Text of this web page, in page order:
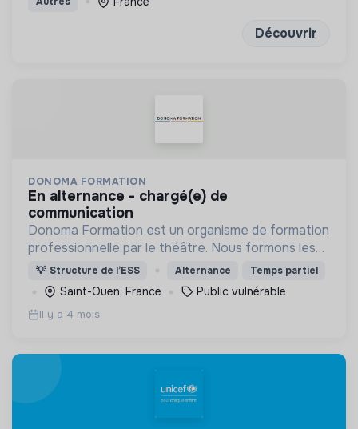
Découvrir
DONOMA FORMATION
en alternance - chargé(e) de
communication
Donoma Formation est un organisme de formation
professionnelle par le théâtre. Nous formons les
professionnels qui accompagnent les publics
vulnérables (gérontologie, handicap et grande
précarité).
💡 Structure de l’ESS Alternance Temps partiel
Saint-Ouen, France Public vulnérable
Il y a 4 mois